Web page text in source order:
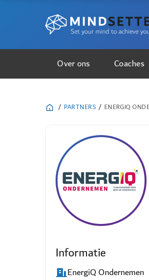
Over ons Coaches
/ PARTNERS / ENERGIQ
Informatie
EnergiQ Ondernemen